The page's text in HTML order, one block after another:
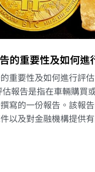
的重要性及如何進
重要性及如何進行評
報告是指在車輛購買
寫的一份報告。該報
以及對金融機構提供